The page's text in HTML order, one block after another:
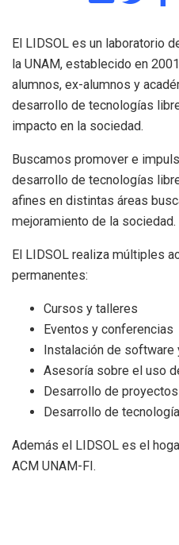
El LIDSOL es un laboratorio
la UNAM, establecido en
alumnos, ex-alumnos y
desarrollo de tecnologías
impacto en la sociedad.
Buscamos promover e
desarrollo de tecnologías
afines en distintas áreas
mejoramiento de la sociedad.
El LIDSOL realiza múltiples
permanentes:
Cursos y talleres
Eventos y conferencias
Instalación de
Asesoría sobre el uso
Desarrollo de
Desarrollo de
Además el LIDSOL es el
ACM UNAM-FI.